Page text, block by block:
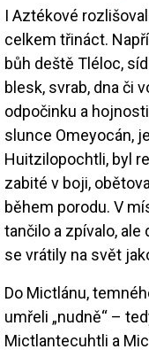
I Aztékové
celkem třináct.
bůh deště Tléloc,
blesk, svrab, dna či
odpočinku a
slunce Omeyocán,
Huitzilopochtli, byl
zabité v boji,
během porodu. V
tančilo a zpívalo,
se vrátily na svět
Do Mictlánu,
umřeli „nudně“ –
Mictlantecuhtli a